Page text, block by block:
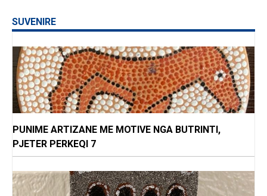
SUVENIRE
PUNIME ARTIZANE ME MOTIVE NGA BUTRINTI,
PJETER PERKEQI 7